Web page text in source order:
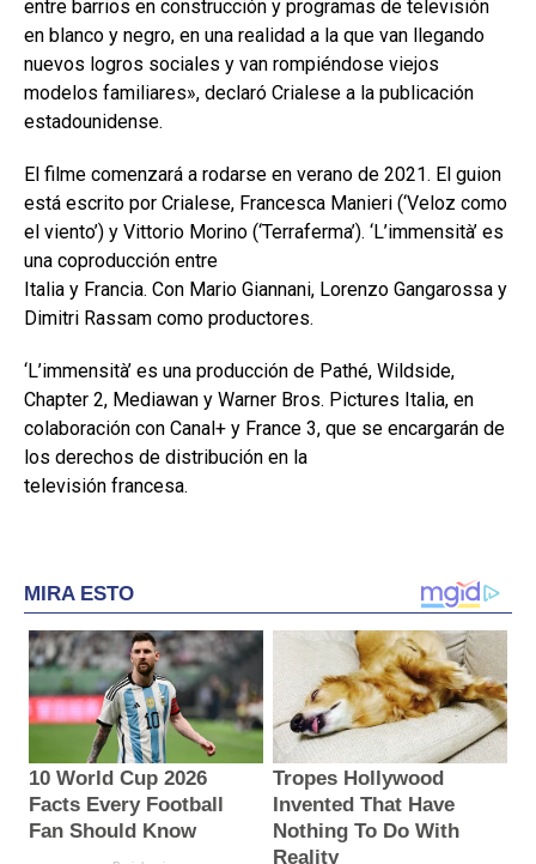
entre barrios en construcción y programas de televisión
en blanco y negro, en una realidad a la que van llegando
nuevos logros sociales y van rompiéndose viejos
modelos familiares», declaró Crialese a la publicación
estadounidense.
El filme comenzará a rodarse en verano de 2021. El guion
está escrito por Crialese, Francesca Manieri (‘Veloz como
el viento’) y Vittorio Morino (‘Terraferma’). ‘L’immensità’ es
una coproducción entre
Italia y Francia. Con Mario Giannani, Lorenzo Gangarossa y
Dimitri Rassam como productores.
‘L’immensità’ es una producción de Pathé, Wildside,
Chapter 2, Mediawan y Warner Bros. Pictures Italia, en
colaboración con Canal+ y France 3, que se encargarán de
los derechos de distribución en la
televisión francesa.